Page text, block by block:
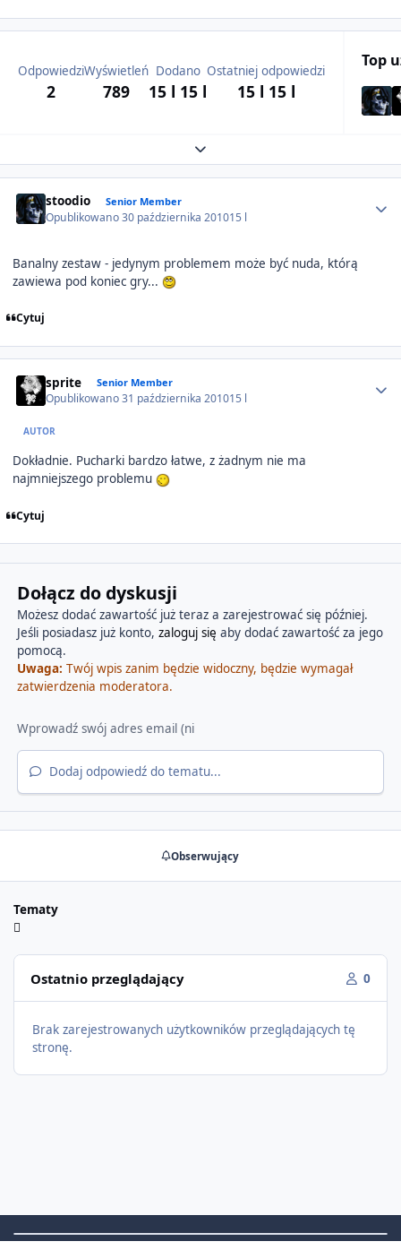
Odpowiedzi
2
Wyświetleń
789
Dodano
15 l 15 l
Ostatniej odpowiedzi
15 l 15 l
Top
Expand topic overview
stoodio Senior Member
Opublikowano30 października 201015 l
Banalny zestaw - jedynym problemem może być nuda, którą
zawiewa pod koniec gry...
Cytuj
sprite Senior Member
Opublikowano31 października 201015 l
AUTOR
Dokładnie. Pucharki bardzo łatwe, z żadnym nie ma
najmniejszego problemu
Cytuj
Dołącz do dyskusji
Możesz dodać zawartość już teraz a zarejestrować się później.
Jeśli posiadasz już konto, zaloguj się aby dodać zawartość za jego
pomocą.
Uwaga: Twój wpis zanim będzie widoczny, będzie wymagał
zatwierdzenia moderatora.
Dodaj odpowiedź do tematu...
Obserwujący
Tematy
Ostatnio przeglądający 0
Brak zarejestrowanych użytkowników przeglądających tę
stronę.